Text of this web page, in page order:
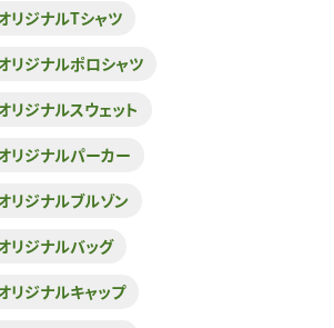
リジナルTシャツ
リジナルポロシャツ
ジナルスウェット
リジナルパーカー
リジナルブルゾン
リジナルバッグ
リジナルキャップ